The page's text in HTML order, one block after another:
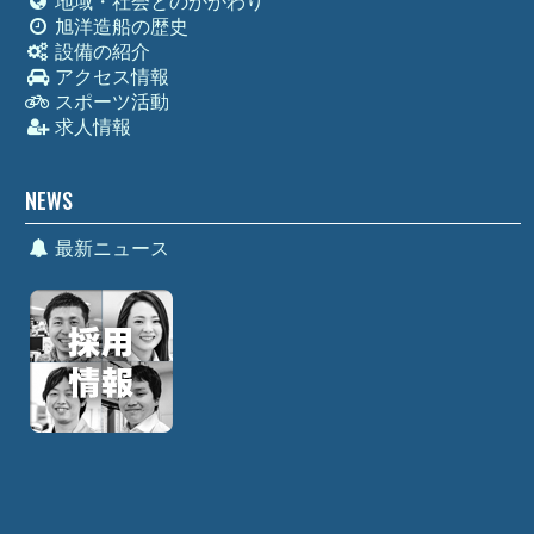
旭洋造船の歴史
設備の紹介
アクセス情報
スポーツ活動
求人情報
NEWS
最新ニュース